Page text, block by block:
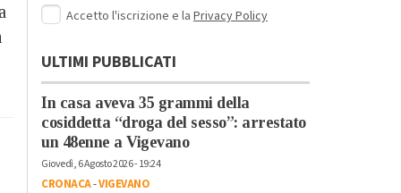
Accetto l'iscrizione e la Privacy Policy
ULTIMI PUBBLICATI
In casa aveva 35 grammi della
cosiddetta “droga del sesso”: arrestato
un 48enne a Vigevano
Giovedì, 6 Agosto 2026 - 19:24
CRONACA-VIGEVANO